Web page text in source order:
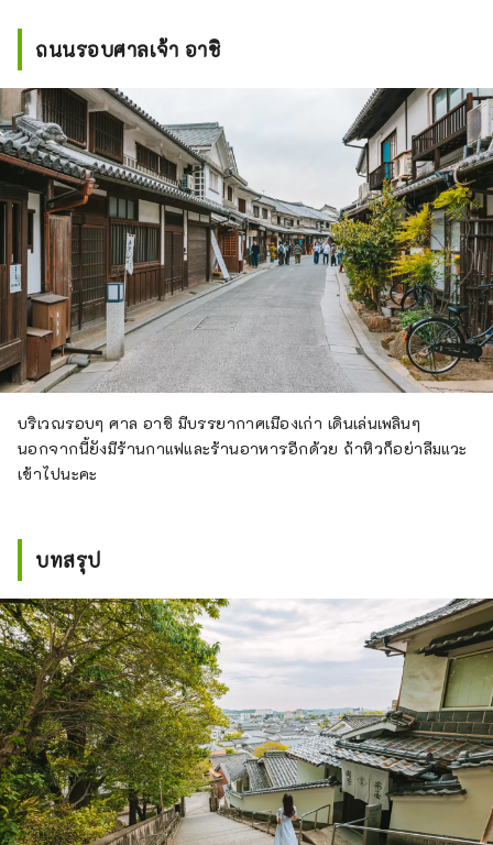
ถนนรอบศาลเจ้า อาชิ
บริเวณรอบๆ ศาล อาชิ มีบรรยากาศเมืองเก่า เดินเล่นเพลินๆ
นอกจากนี้ยังมีร้านกาแฟและร้านอาหารอีกด้วย ถ้าหิวก็อย่าลืมแวะ
เข้าไปนะคะ
บทสรุป